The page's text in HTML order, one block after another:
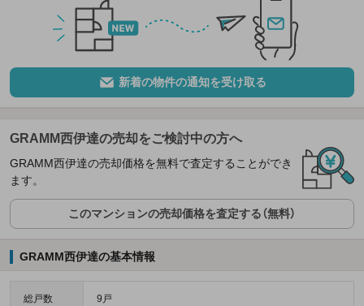
新着の物件の通知を受け取る
GRAMM西伊達の売却をご検討中の方へ
GRAMM西伊達の売却価格を無料で査定することができ
ます。
このマンションの売却価格を査定する（無料）
GRAMM西伊達の基本情報
総戸数 9戸